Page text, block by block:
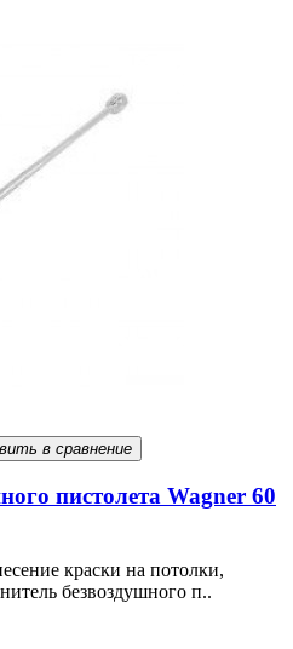
в сравнение
пистолета Wagner 60
краски на потолки,
безвоздушного п..